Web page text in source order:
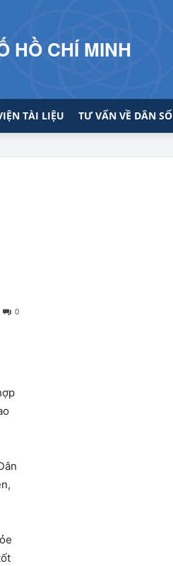
HỒ CHÍ MINH
TÀI LIỆU TƯ VẤN VỀ DÂN SỐ
0